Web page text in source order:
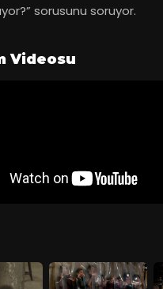
sorusunu soruyor.
Videosu